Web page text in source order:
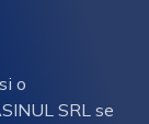
o
SRL se